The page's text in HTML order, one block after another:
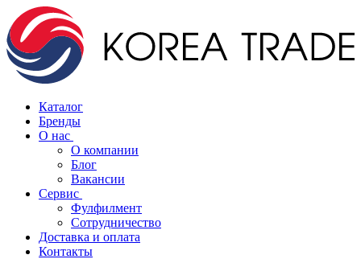
Каталог
Бренды
О нас
О компании
Блог
Вакансии
Сервис
Фулфилмент
Сотрудничество
Доставка и оплата
Контакты